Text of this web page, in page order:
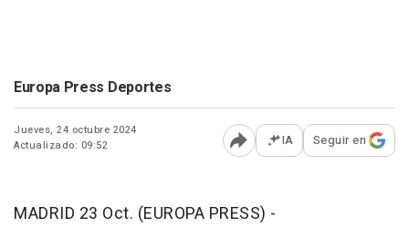
Europa Press Deportes
Jueves, 24 octubre 2024
Actualizado: 09:52
Abrir opciones para
IA Seguir en
MADRID 23 Oct. (EUROPA PRESS) -